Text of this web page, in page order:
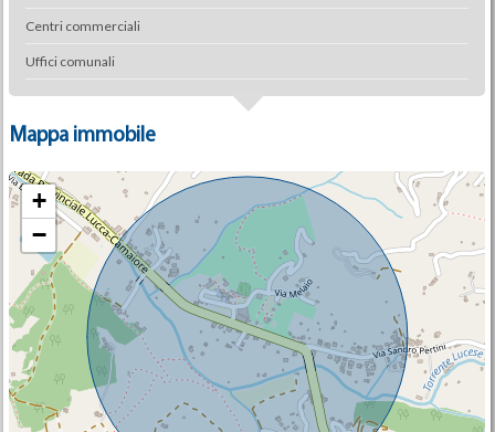
Centri commerciali
Uffici comunali
Mappa immobile
+
−